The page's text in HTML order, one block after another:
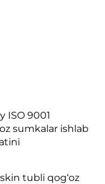
ISO 9001
sumkalar ishlab
tubli qog‘oz